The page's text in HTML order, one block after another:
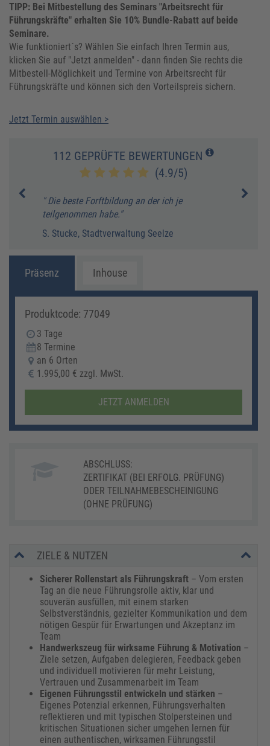
TIPP: Bei Mitbestellung des Seminars "Arbeitsrecht für
Führungskräfte" erhalten Sie 10% Bundle-Rabatt auf beide
Seminare.
Wie funktioniert´s? Wählen Sie einfach Ihren Termin aus,
klicken Sie auf "Jetzt anmelden" - dann finden Sie rechts die
Mitbestell-Möglichkeit und Termine von Arbeitsrecht für
Führungskräfte und können sich den Vorteilspreis sichern.
Jetzt Termin auswählen >
112 GEPRÜFTE BEWERTUNGEN
(4.9/5)
" Die beste Forftbildung an der ich je
teilgenommen habe."
S. Stucke, Stadtverwaltung Seelze
Präsenz Inhouse
Produktcode: 77049
3 Tage
8 Termine
an 6 Orten
1.995,00 € zzgl. MwSt.
JETZT ANMELDEN
ABSCHLUSS:
ZERTIFIKAT (BEI ERFOLG. PRÜFUNG)
ODER TEILNAHMEBESCHEINIGUNG
(OHNE PRÜFUNG)
ZIELE & NUTZEN
Sicherer Rollenstart als Führungskraft – Vom ersten
Tag an die neue Führungsrolle aktiv, klar und
souverän ausfüllen, mit einem starken
Selbstverständnis, gezielter Kommunikation und dem
nötigen Gespür für Erwartungen und Akzeptanz im
Team
Handwerkszeug für wirksame Führung & Motivation –
Ziele setzen, Aufgaben delegieren, Feedback geben
und individuell motivieren für mehr Leistung,
Vertrauen und Zusammenarbeit im Team
Eigenen Führungsstil entwickeln und stärken –
Eigenes Potenzial erkennen, Führungsverhalten
reflektieren und mit typischen Stolpersteinen und
kritischen Situationen sicher umgehen lernen für
einen authentischen, wirksamen Führungsstil